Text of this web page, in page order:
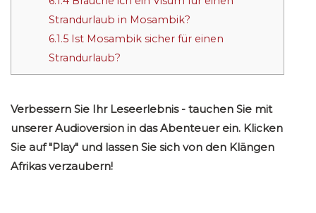
Strandurlaub in Mosambik?
6.1.5Ist Mosambik sicher für einen
Strandurlaub?
Verbessern Sie Ihr Leseerlebnis - tauchen Sie mit
unserer Audioversion in das Abenteuer ein. Klicken
Sie auf "Play" und lassen Sie sich von den Klängen
Afrikas verzaubern!